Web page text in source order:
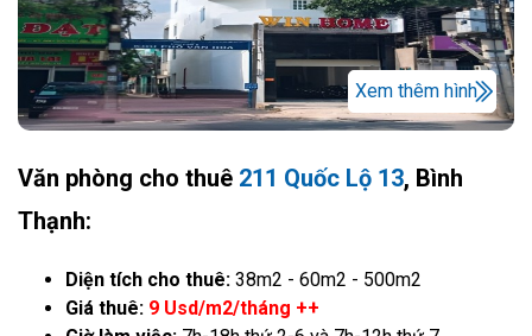
Xem thêm hình
Văn phòng cho thuê 211 Quốc Lộ 13, Bình
Thạnh:
Diện tích cho thuê: 38m2 - 60m2 - 500m2
Giá thuê: 9 Usd/m2/tháng ++